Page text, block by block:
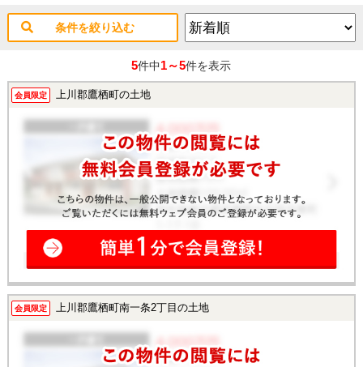
条件を絞り込む
5件中1～5件を表示
会員限定 上川郡鷹栖町の土地
会員限定 上川郡鷹栖町南一条2丁目の土地